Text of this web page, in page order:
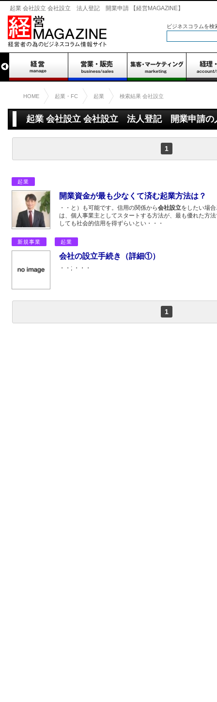
起業 会社設立 会社設立 法人登記 開業申請 【経営MAGAZINE】
ビジネスコラムを検
HOME 起業・FC 起業 検索結果 会社設立
起業 会社設立 会社設立 法人登記 開業申請の
件
1
起業
開業資金が最も少なくて済む起業方法は？
・・と）も可能です。信用の関係から会社設立をしたい場
は、個人事業主としてスタートする方法が、最も優れた方
しても社会的信用を得ずらいとい・・・
新規事業 起業
会社の設立手続き（詳細①）
・・; ・・・
1